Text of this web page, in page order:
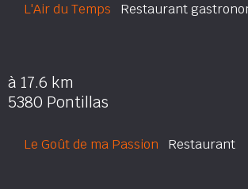
L'Air du Temps Restaurant
à 17.6 km
5380 Pontillas
Le Goût de ma Passion Restaurant